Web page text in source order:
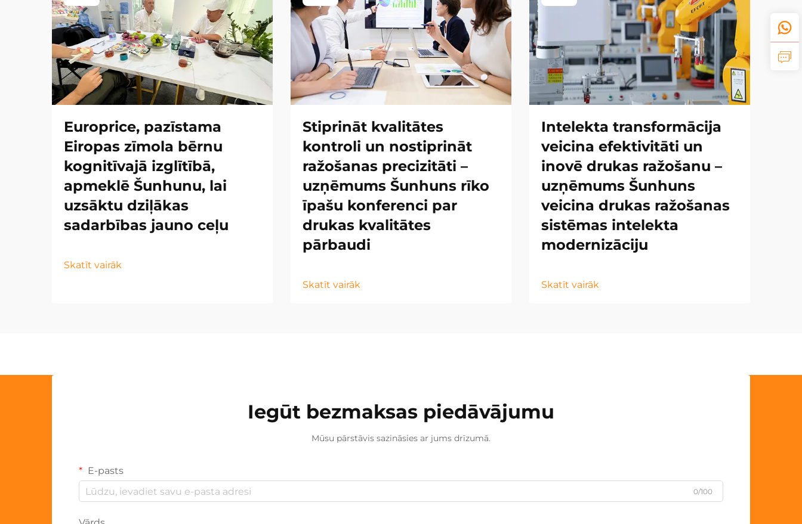
Europrice, pazīstama
Eiropas zīmola bērnu
kognitīvajā izglītībā,
apmeklē Šunhunu, lai
uzsāktu dziļākas
sadarbības jauno ceļu
Skatīt vairāk
Stiprināt kvalitātes
kontroli un nostiprināt
ražošanas precizitāti –
uzņēmums Šunhuns rīko
īpašu konferenci par
drukas kvalitātes
pārbaudi
Skatīt vairāk
Intelekta transformācija
veicina efektivitāti un
inovē drukas ražošanu –
uzņēmums Šunhuns
veicina drukas ražošanas
sistēmas intelekta
modernizāciju
Skatīt vairāk
Iegūt bezmaksas piedāvājumu
Mūsu pārstāvis sazināsies ar jums drīzumā.
E-pasts
0/100